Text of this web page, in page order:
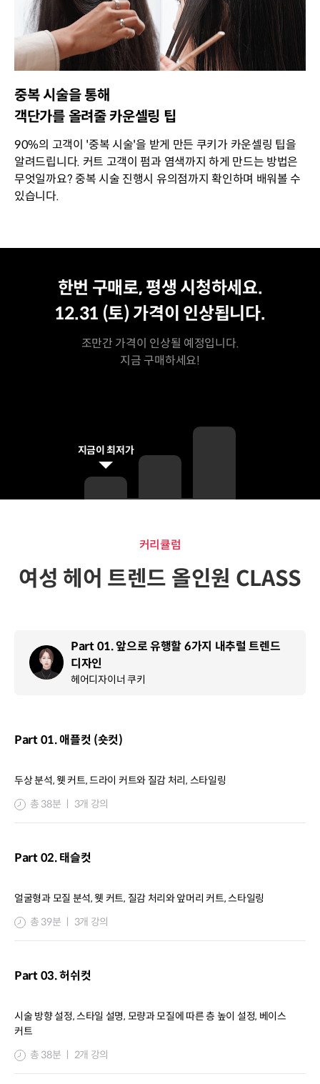
중복 시술을 통해
객단가를 올려줄 카운셀링 팁
90%의 고객이 '중복 시술'을 받게 만든 쿠키가 카운셀링 팁을
알려드립니다. 커트 고객이 펌과 염색까지 하게 만드는 방법은
무엇일까요? 중복 시술 진행시 유의점까지 확인하며 배워볼 수
있습니다.
한번 구매로, 평생 시청하세요.
12.31 (토) 가격이 인상됩니다.
조만간 가격이 인상될 예정입니다.
지금 구매하세요!
지금이 최저가
커리큘럼
여성 헤어 트렌드 올인원 CLASS
Part 01. 앞으로 유행할 6가지 내추럴 트렌드
디자인
헤어디자이너 쿠키
Part 01. 애플컷 (숏컷)
두상 분석, 웻 커트, 드라이 커트와 질감 처리, 스타일링
총 38분 ㅣ 3개 강의
Part 02. 태슬컷
얼굴형과 모질 분석, 웻 커트, 질감 처리와 앞머리 커트, 스타일링
총 39분 ㅣ 3개 강의
Part 03. 허쉬컷
시술 방향 설정, 스타일 설명, 모량과 모질에 따른 층 높이 설정, 베이스
커트
총 38분 ㅣ 2개 강의